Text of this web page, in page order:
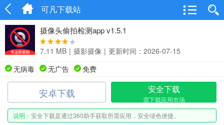
可凡下载站
摄像头偷拍检测app v1.5.1
7.11 MB | 摄影摄像 | 更新时间：2026-07-15
无病毒
无广告 免费
安卓下载 安全下载
需下载应用市场
说明： 安全下载是通过360助手获取所需应用，安全绿色便捷。